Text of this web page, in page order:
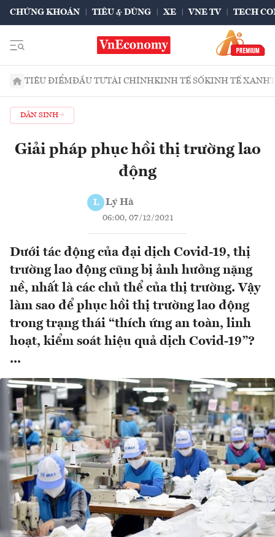
CHỨNG KHOÁN TIÊU & DÙNG XE VNE TV TECH
TIÊU ĐIỂMĐẦU TƯTÀI CHÍNHKINH TẾ SỐKINH TẾ XANH
DÂN SINH
Giải pháp phục hồi thị trường lao
động
L Lý Hà
06:00, 07/12/2021
Dưới tác động của đại dịch Covid-19, thị
trường lao động cũng bị ảnh hưởng nặng
nề, nhất là các chủ thể của thị trường. Vậy
làm sao để phục hồi thị trường lao động
trong trạng thái “thích ứng an toàn, linh
hoạt, kiểm soát hiệu quả dịch Covid-19”?
...